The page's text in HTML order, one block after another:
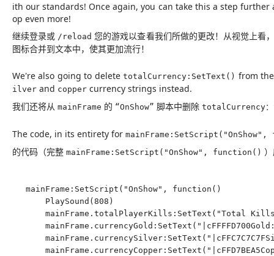
ith our standards! Once again, you can take this a step
op even more!
继续登录或 /reload 您的游戏以查看我们所做的更改！从视觉上看
图标合并到文本中，使其更加流行！
We're also going to deletetotalCurrency:SetText() from
ilver and copper currency strings instead.
我们还将从 mainFrame 的 “OnShow” 脚本中删除 totalCurrency：
The code, in its entirety for
的代码（完整 mainFrame:SetScript("OnShow", function()
mainFrame:SetScript("OnShow", function()
    PlaySound(808)
mainFrame.totalPlayerKills:SetText("Total